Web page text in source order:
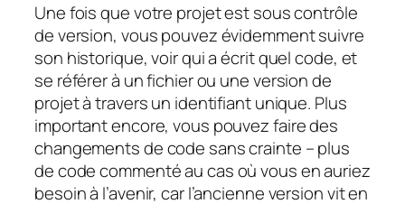
Une fois que votre projet est sous contrôle
de version, vous pouvez évidemment suivre
son historique, voir qui a écrit quel code, et
se référer à un fichier ou une version de
projet à travers un identifiant unique. Plus
important encore, vous pouvez faire des
changements de code sans crainte – plus
de code commenté au cas où vous en auriez
besoin à l’avenir, car l’ancienne version vit en